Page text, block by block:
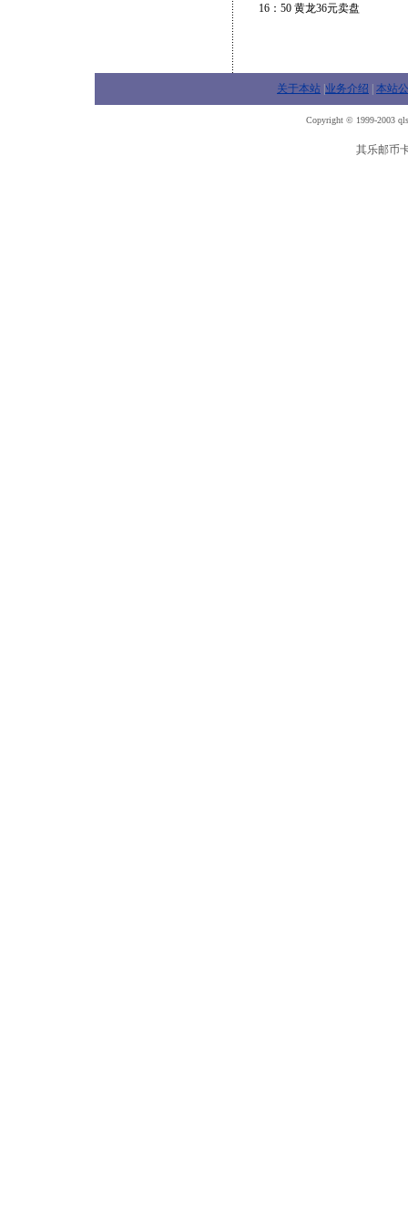
16：50 黄龙36元卖盘
关于本站 业务介绍 本站
Copyright © 1999-2003
其乐邮币